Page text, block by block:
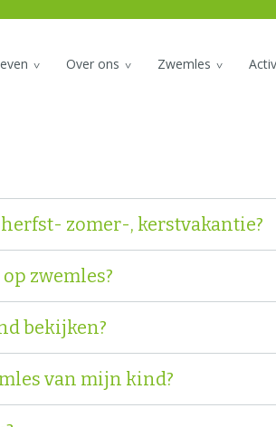
Over ons Zwemles
zomer-, kerstvakantie?
zwemles?
bekijken?
van mijn kind?